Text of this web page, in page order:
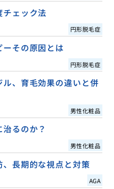
チェック法
円形脱毛症
その原因とは
円形脱毛症
、育毛効果の違いと併
男性化粧品
るのか？
男性化粧品
長期的な視点と対策
AGA